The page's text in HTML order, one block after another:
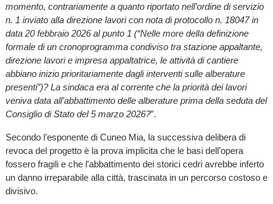
momento, contrariamente a quanto riportato nell’ordine di servizio
n. 1 inviato alla direzione lavori con nota di protocollo n. 18047 in
data 20 febbraio 2026 al punto 1 (“Nelle more della definizione
formale di un cronoprogramma condiviso tra stazione appaltante,
direzione lavori e impresa appaltatrice, le attività di cantiere
abbiano inizio prioritariamente dagli interventi sulle alberature
presenti”)? La sindaca era al corrente che la priorità dei lavori
veniva data all’abbattimento delle alberature prima della seduta del
Consiglio di Stato del 5 marzo 2026?”.
Secondo l'esponente di Cuneo Mia, la successiva delibera di
revoca del progetto è la prova implicita che le basi dell'opera
fossero fragili e che l'abbattimento dei storici cedri avrebbe inferto
un danno irreparabile alla città, trascinata in un percorso costoso e
divisivo.